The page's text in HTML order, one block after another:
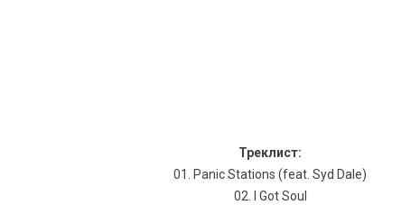
Треклист:
01. Panic Stations (feat. Syd Dale)
02. I Got Soul